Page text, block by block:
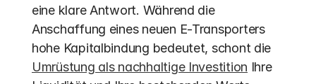
eine klare Antwort. Während die
Anschaffung eines neuen E-Transporters
Umrüstung als nachhaltige Investition Ihre